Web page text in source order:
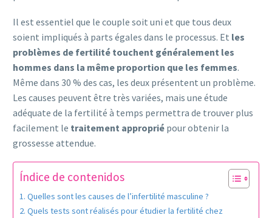
Il est essentiel que le couple soit uni et que tous deux
soient impliqués à parts égales dans le processus. Et les
problèmes de fertilité touchent généralement les
hommes dans la même proportion que les femmes.
Même dans 30 % des cas, les deux présentent un problème.
Les causes peuvent être très variées, mais une étude
adéquate de la fertilité à temps permettra de trouver plus
facilement le traitement approprié pour obtenir la
grossesse attendue.
Índice de contenidos
Quelles sont les causes de l’infertilité masculine ?
Quels tests sont réalisés pour étudier la fertilité chez